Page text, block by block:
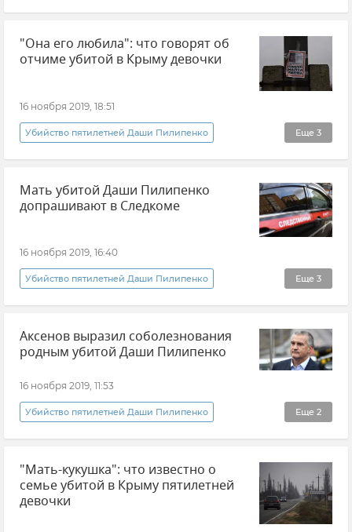
Общество Новости
"Она его любила": что говорят об
отчиме убитой в Крыму девочки
16 ноября 2019, 18:51
Еще 3
Убийство пятилетней Даши Пилипенко
Общество Новости Происшествия
Мать убитой Даши Пилипенко
допрашивают в Следкоме
16 ноября 2019, 16:40
Еще 3
Убийство пятилетней Даши Пилипенко
Происшествия Новости Общество
Аксенов выразил соболезнования
родным убитой Даши Пилипенко
16 ноября 2019, 11:53
Еще 2
Убийство пятилетней Даши Пилипенко
Новости Общество
"Мать-кукушка": что известно о
семье убитой в Крыму пятилетней
девочки